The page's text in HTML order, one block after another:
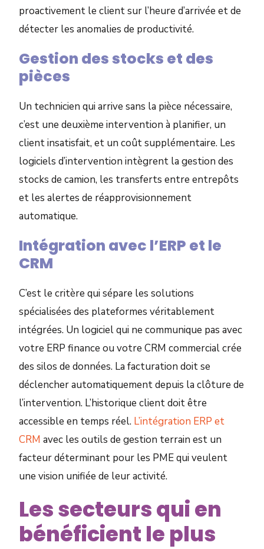
proactivement le client sur l’heure d’arrivée et de
détecter les anomalies de productivité.
Gestion des stocks et des
pièces
Un technicien qui arrive sans la pièce nécessaire,
c’est une deuxième intervention à planifier, un
client insatisfait, et un coût supplémentaire. Les
logiciels d’intervention intègrent la gestion des
stocks de camion, les transferts entre entrepôts
et les alertes de réapprovisionnement
automatique.
Intégration avec l’ERP et le
CRM
C’est le critère qui sépare les solutions
spécialisées des plateformes véritablement
intégrées. Un logiciel qui ne communique pas avec
votre ERP finance ou votre CRM commercial crée
des silos de données. La facturation doit se
déclencher automatiquement depuis la clôture de
l’intervention. L’historique client doit être
accessible en temps réel. L’intégration ERP et
CRM avec les outils de gestion terrain est un
facteur déterminant pour les PME qui veulent
une vision unifiée de leur activité.
Les secteurs qui en
bénéficient le plus